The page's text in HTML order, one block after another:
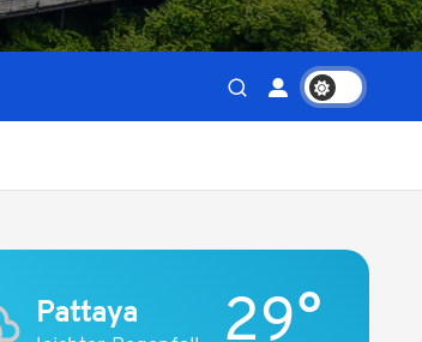
Pattaya 29°